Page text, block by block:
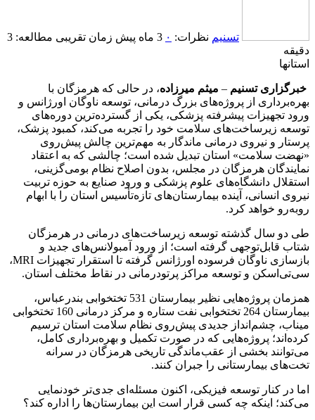
تسنیم نظرات: ۰ 3 ماه پیش
زمان تقریبی مطالعه: 3
دقیقه
استانها
خبرگزاری تسنیم – میثم میرزاده، در حالی که هرمزگان با
بهره‌برداری از پروژه‌های بزرگ درمانی، توسعه ناوگان اورژانس و
ورود تجهیزات پیشرفته پزشکی، یکی از گسترده‌ترین دوره‌های
توسعه زیرساخت‌های سلامت خود را تجربه می‌کند، کمبود پزشک،
پرستار و نیروی درمانی ماندگار به مهم‌ترین چالش پیش‌روی
«نهضت سلامت» استان تبدیل شده است؛ چالشی که به اعتقاد
نمایندگان هرمزگان در مجلس، بدون اصلاح نظام بومی‌گزینی،
استقلال دانشگاه‌های علوم پزشکی و ورود صنایع به حوزه تربیت
نیروی انسانی، آینده بیمارستان‌های تازه‌تأسیس استان را با ابهام
روبه‌رو خواهد کرد.
طی دو سال گذشته توسعه زیرساخت‌های درمانی در هرمزگان
شتاب قابل‌توجهی گرفته است؛ از ورود آمبولانس‌های جدید و
بازسازی ناوگان فرسوده اورژانس گرفته تا استقرار تجهیزات MRI،
سی‌تی‌اسکن و توسعه مراکز پرتودرمانی در نقاط مختلف استان.
همزمان پروژه‌هایی نظیر بیمارستان 531 تختخوابی بندرعباس،
بیمارستان 264 تختخوابی نفت ستاره و مرکز درمانی 160 تختخوابی
میناب، چشم‌انداز جدیدی پیش‌روی نظام سلامت استان ترسیم
کرده‌اند؛ پروژه‌هایی که در صورت تکمیل و بهره‌برداری کامل،
می‌توانند بخشی از عقب‌ماندگی تاریخی هرمزگان در سرانه
تخت‌های بیمارستانی را جبران کنند.
اما در کنار توسعه فیزیکی، اکنون مسئله‌ای جدی‌تر خودنمایی
می‌کند؛ اینکه چه کسی قرار است این بیمارستان‌ها را اداره کند؟